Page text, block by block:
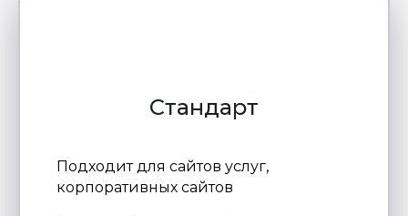
Стандарт
Подходит для сайтов услуг,
корпоративных сайтов